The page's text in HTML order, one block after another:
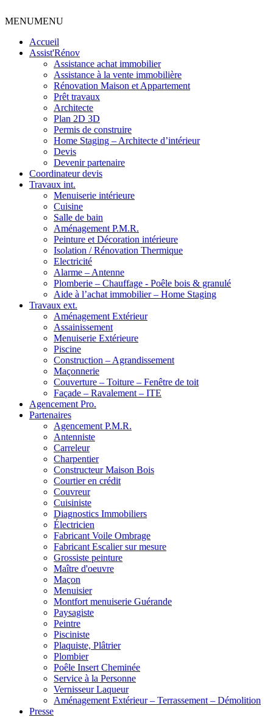
MENUMENU
Accueil
Assist'Rénov
Assistance achat immobilier
Assistance à la vente immobilière
Rénovation Maison et Appartement
Prêt travaux
Architecte
Plan 2D 3D
Permis de construire
Home Staging – Architecte d’intérieur
Devis
Devenir partenaire
Coordinateur devis
Travaux int.
Menuiserie intérieure
Cuisine
Salle de bain
Aménagement P.M.R.
Peinture et Décoration intérieure
Isolation / Rénovation Thermique
Electricité
Alarme – Antenne
Plomberie – Chauffage - Poêle bois & granulé
Aide à l’achat immobilier – Home Staging
Travaux ext.
Aménagement Extérieur
Assainissement
Menuiserie Extérieure
Piscine
Construction – Agrandissement
Maçonnerie
Couverture – Toiture – Fenêtre de toit
Façade – Ravalement – ITE
Agencement Pro.
Partenaires
Agencement P.M.R.
Antenniste
Carreleur
Charpentier
Constructeur Maison Bois
Courtier en crédit
Couvreur
Cuisiniste
Diagnostics Immobiliers
Électricien
Fabricant Voile Ombrage
Fabricant Escalier sur mesure
Grossiste peinture
Maître d'oeuvre
Maçon
Menuisier
Montfort menuiserie Guérande
Paysagiste
Peintre
Pisciniste
Plaquiste, Plâtrier
Plombier
Poêle Insert Cheminée
Service à la Personne
Vernisseur Laqueur
Aménagement Extérieur – Terrassement – Démolition
Presse